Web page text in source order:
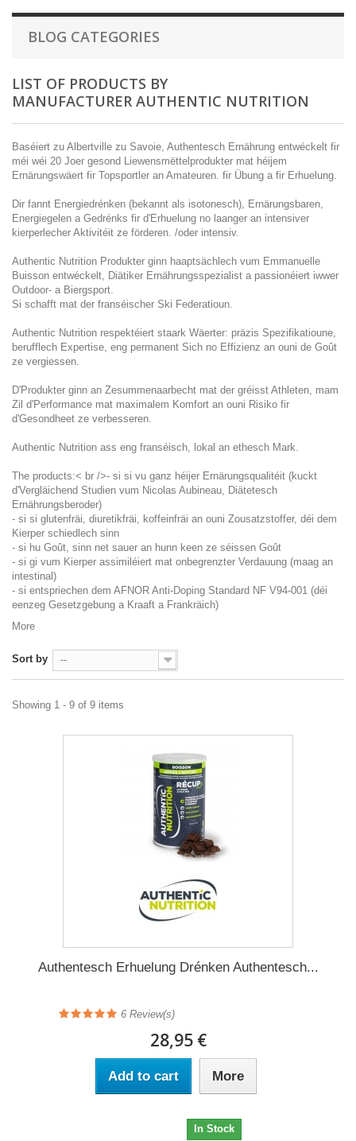
BLOG CATEGORIES
LIST OF PRODUCTS BY
MANUFACTURER AUTHENTIC NUTRITION
Baséiert zu Albertville zu Savoie, Authentesch Ernährung entwéckelt fir
méi wéi 20 Joer gesond Liewensmëttelprodukter mat héijem
Ernärungswäert fir Topsportler an Amateuren. fir Übung a fir Erhuelung.
Dir fannt Energiedrénken (bekannt als isotonesch), Ernärungsbaren,
Energiegelen a Gedrénks fir d'Erhuelung no laanger an intensiver
kierperlecher Aktivitéit ze förderen. /oder intensiv.
Authentic Nutrition Produkter ginn haaptsächlech vum Emmanuelle
Buisson entwéckelt, Diätiker Ernährungsspezialist a passionéiert iwwer
Outdoor- a Biergsport.
Si schafft mat der franséischer Ski Federatioun.
Authentic Nutrition respektéiert staark Wäerter: präzis Spezifikatioune,
berufflech Expertise, eng permanent Sich no Effizienz an ouni de Goût
ze vergiessen.
D'Produkter ginn an Zesummenaarbecht mat der gréisst Athleten, mam
Zil d'Performance mat maximalem Komfort an ouni Risiko fir
d'Gesondheet ze verbesseren.
Authentic Nutrition ass eng franséisch, lokal an ethesch Mark.
The products:< br />- si si vu ganz héijer Ernärungsqualitéit (kuckt
d'Vergläichend Studien vum Nicolas Aubineau, Diätetesch
Ernährungsberoder)
- si si glutenfräi, diuretikfräi, koffeinfräi an ouni Zousatzstoffer, déi dem
Kierper schiedlech sinn
- si hu Goût, sinn net sauer an hunn keen ze séissen Goût
- si gi vum Kierper assimiléiert mat onbegrenzter Verdauung (maag an
intestinal)
- si entspriechen dem AFNOR Anti-Doping Standard NF V94-001 (déi
eenzeg Gesetzgebung a Kraaft a Frankräich)
More
Sort by --
Showing 1 - 9 of 9 items
Authentesch Erhuelung Drénken Authentesch...
6 Review(s)
28,95 €
Add to cart More
In Stock